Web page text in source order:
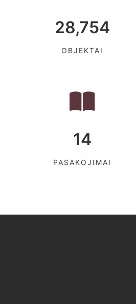
28,754
OBJEKTAI
14
PASAKOJIMAI